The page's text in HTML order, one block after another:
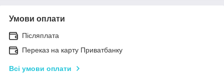
Умови оплати
Післяплата
Переказ на карту Приватбанку
Всі умови оплати